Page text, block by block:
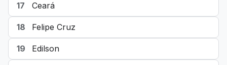
17 Ceará
18 Felipe Cruz
19 Edilson